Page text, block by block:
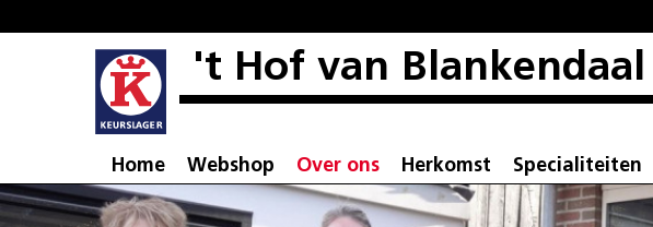
't Hof van Blankendaal
Home Webshop Over ons Herkomst Specialiteiten